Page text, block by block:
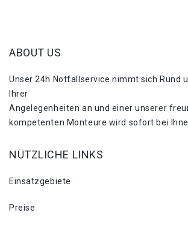
ABOUT US
Unser 24h Notfallservice nimmt sich Rund
Ihrer
Angelegenheiten an und einer unserer
kompetenten Monteure wird sofort bei
NÜTZLICHE LINKS
Einsatzgebiete
Preise